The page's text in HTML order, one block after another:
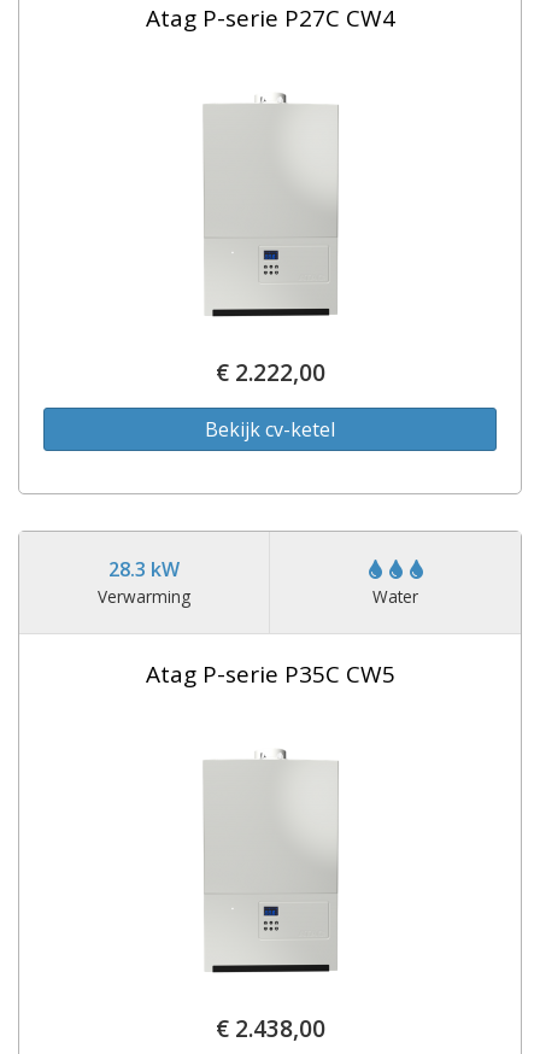
Atag P-serie P27C CW4
€ 2.222,00
Bekijk cv-ketel
28.3 kW
Verwarming Water
Atag P-serie P35C CW5
€ 2.438,00